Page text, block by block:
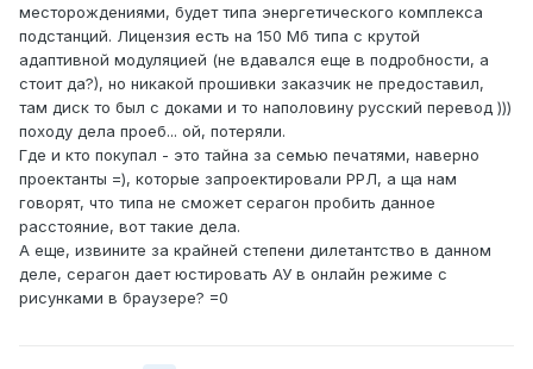
месторождениями, будет типа энергетического комплекса
подстанций. Лицензия есть на 150 Мб типа с крутой
адаптивной модуляцией (не вдавался еще в подробности, а
стоит да?), но никакой прошивки заказчик не предоставил,
там диск то был с доками и то наполовину русский перевод )))
походу дела проеб... ой, потеряли.
Где и кто покупал - это тайна за семью печатями, наверно
проектанты =), которые запроектировали РРЛ, а ща нам
говорят, что типа не сможет серагон пробить данное
расстояние, вот такие дела.
А еще, извините за крайней степени дилетантство в данном
деле, серагон дает юстировать АУ в онлайн режиме с
рисунками в браузере? =0